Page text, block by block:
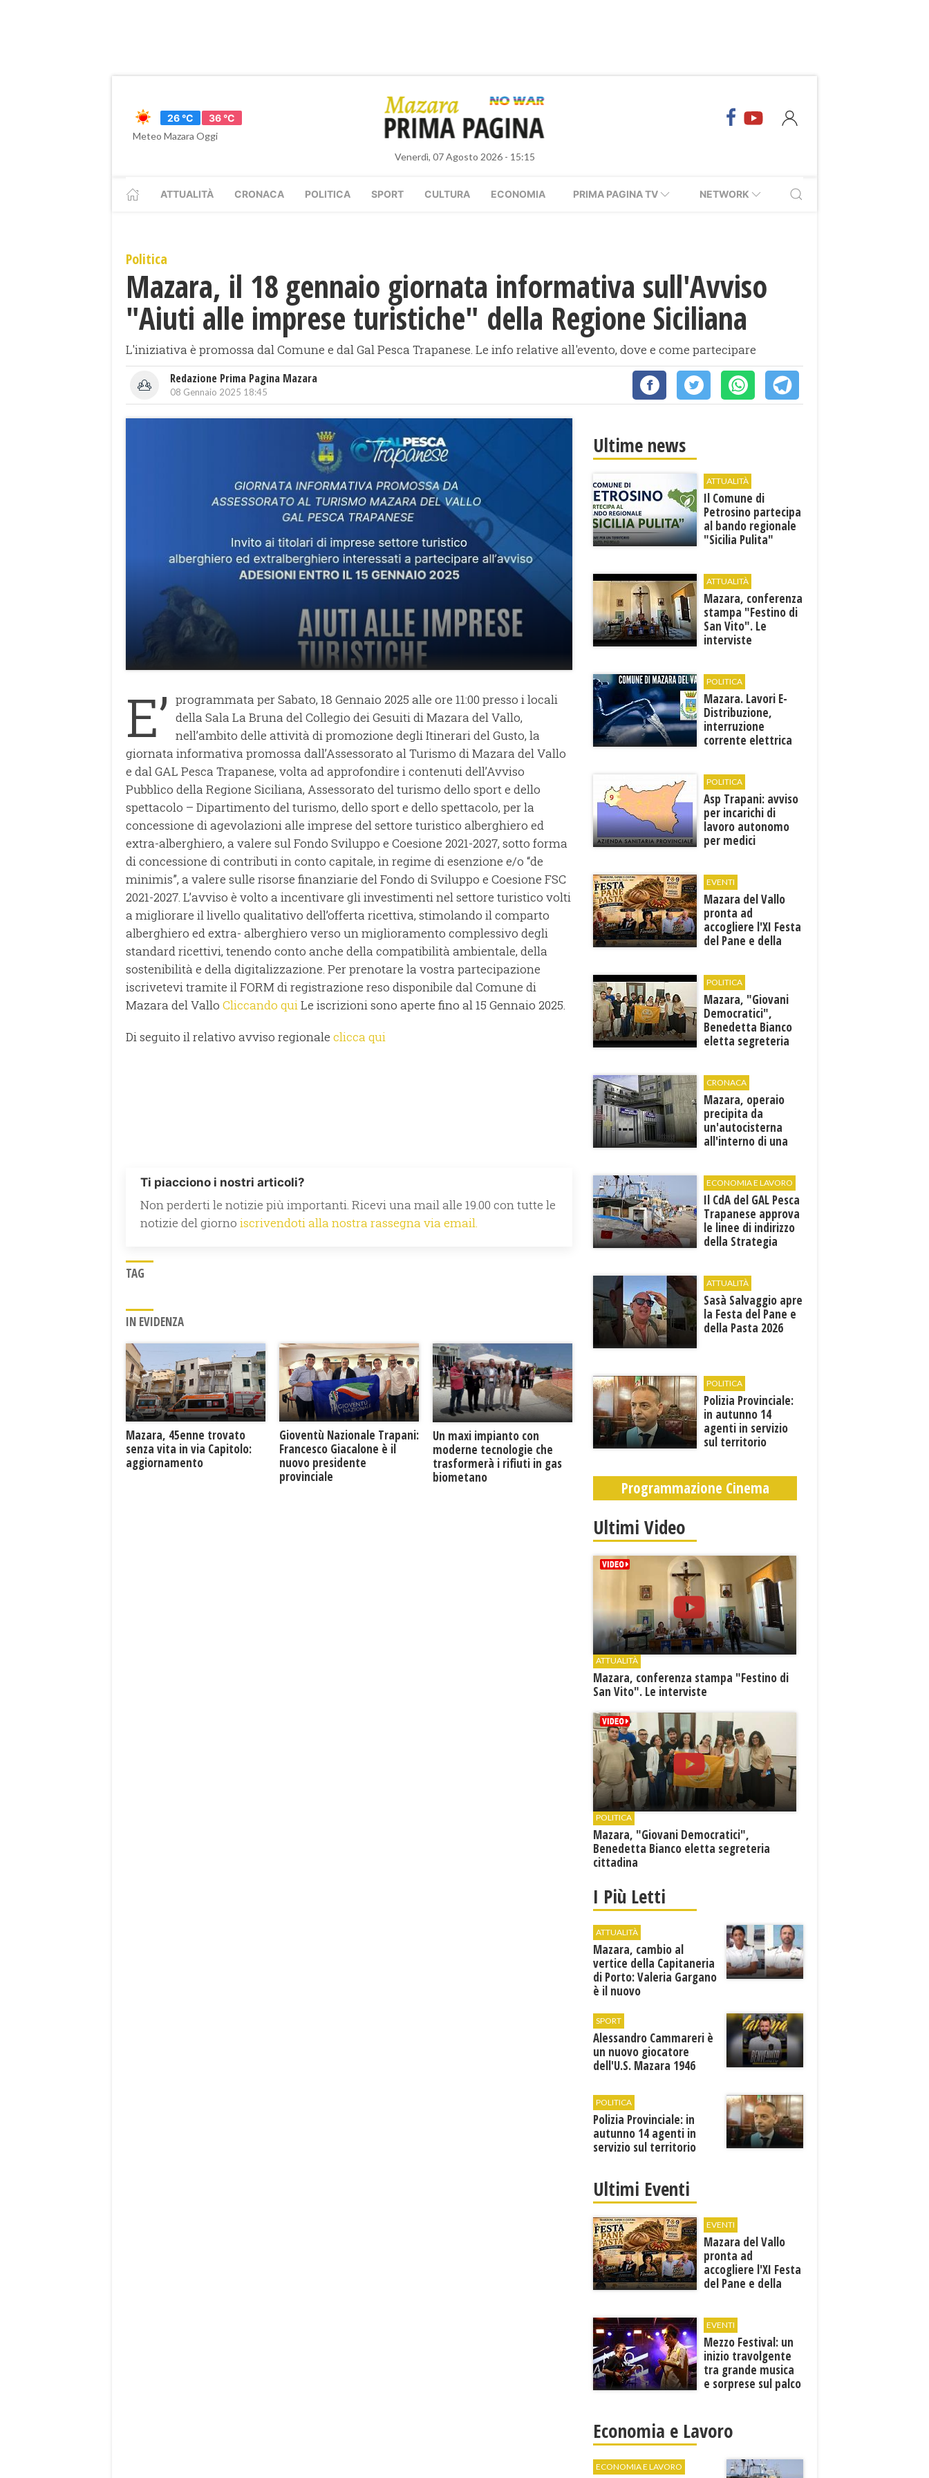
26 °C
36 °C
Meteo Mazara Oggi
Venerdì, 07 Agosto 2026 - 15:15
ATTUALITÀ CRONACA POLITICA SPORT CULTURA ECONOMIA PRIMA PAGINA TV NETWORK
Politica
Mazara, il 18 gennaio giornata informativa sull'Avviso
"Aiuti alle imprese turistiche" della Regione Siciliana
L'iniziativa è promossa dal Comune e dal Gal Pesca Trapanese. Le info relative all'evento, dove e come partecipare
Redazione Prima Pagina Mazara
08 Gennaio 2025 18:45
E’ programmata per Sabato, 18 Gennaio 2025 alle ore 11:00 presso i locali
della Sala La Bruna del Collegio dei Gesuiti di Mazara del Vallo,
nell’ambito delle attività di promozione degli Itinerari del Gusto, la
giornata informativa promossa dall’Assessorato al Turismo di Mazara del Vallo
e dal GAL Pesca Trapanese, volta ad approfondire i contenuti dell’Avviso
Pubblico della Regione Siciliana, Assessorato del turismo dello sport e dello
spettacolo – Dipartimento del turismo, dello sport e dello spettacolo, per la
concessione di agevolazioni alle imprese del settore turistico alberghiero ed
extra-alberghiero, a valere sul Fondo Sviluppo e Coesione 2021-2027, sotto forma
di concessione di contributi in conto capitale, in regime di esenzione e/o “de
minimis”, a valere sulle risorse finanziarie del Fondo di Sviluppo e Coesione FSC
2021-2027. L’avviso è volto a incentivare gli investimenti nel settore turistico volti
a migliorare il livello qualitativo dell’offerta ricettiva, stimolando il comparto
alberghiero ed extra- alberghiero verso un miglioramento complessivo degli
standard ricettivi, tenendo conto anche della compatibilità ambientale, della
sostenibilità e della digitalizzazione. Per prenotare la vostra partecipazione
iscrivetevi tramite il FORM di registrazione reso disponibile dal Comune di
Mazara del Vallo Cliccando quiLe iscrizioni sono aperte fino al 15 Gennaio 2025.
Di seguito il relativo avviso regionale clicca qui
Ti piacciono i nostri articoli?
Non perderti le notizie più importanti. Ricevi una mail alle 19.00 con tutte le
notizie del giorno iscrivendoti alla nostra rassegna via email.
TAG
IN EVIDENZA
Mazara, 45enne trovato
senza vita in via Capitolo:
aggiornamento
Gioventù Nazionale Trapani:
Francesco Giacalone è il
nuovo presidente
provinciale
Un maxi impianto con
moderne tecnologie che
trasformerà i rifiuti in gas
biometano
Ultime news
ATTUALITÀ
​Il Comune di
Petrosino partecipa
al bando regionale
"Sicilia Pulita"
ATTUALITÀ
Mazara, conferenza
stampa "Festino di
San Vito". Le
interviste
POLITICA
Mazara. Lavori E-
Distribuzione,
interruzione
corrente elettrica
POLITICA
Asp Trapani: avviso
per incarichi di
lavoro autonomo
per medici
EVENTI
Mazara del Vallo
pronta ad
accogliere l'XI Festa
del Pane e della
POLITICA
Mazara, "Giovani
Democratici",
Benedetta Bianco
eletta segreteria
CRONACA
Mazara, operaio
precipita da
un'autocisterna
all'interno di una
Sofia"
ECONOMIA E LAVORO
Il CdA del GAL Pesca
Trapanese approva
le linee di indirizzo
della Strategia
ATTUALITÀ
Sasà Salvaggio apre
la Festa del Pane e
della Pasta 2026
POLITICA
Polizia Provinciale:
in autunno 14
agenti in servizio
sul territorio
Programmazione Cinema
Ultimi Video
ATTUALITÀ
Mazara, conferenza stampa "Festino di
San Vito". Le interviste
POLITICA
Mazara, "Giovani Democratici",
Benedetta Bianco eletta segreteria
cittadina
I Più Letti
ATTUALITÀ
Mazara, cambio al
vertice della Capitaneria
di Porto: Valeria Gargano
è il nuovo
SPORT
Alessandro Cammareri è
un nuovo giocatore
dell'U.S. Mazara 1946
POLITICA
Polizia Provinciale: in
autunno 14 agenti in
servizio sul territorio
Ultimi Eventi
EVENTI
Mazara del Vallo
pronta ad
accogliere l'XI Festa
del Pane e della
EVENTI
Mezzo Festival: un
inizio travolgente
tra grande musica
e sorprese sul palco
Economia e Lavoro
ECONOMIA E LAVORO